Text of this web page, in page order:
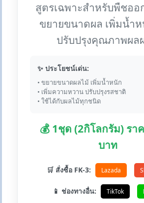
สูตรเฉพาะสำหรับพืชออ
ขยายขนาดผล เพิ่มน้ำ
ปรับปรุงคุณภาพผล
✨ ประโยชน์เด่น:
• ขยายขนาดผลไม้ เพิ่มน้ำหนัก
• เพิ่มความหวาน ปรับปรุงรสชาติ
• ใช้ได้กับผลไม้ทุกชนิด
💰 1ชุด (2กิโลกรัม) รา
บาท
🛒 สั่งซื้อ FK-3: Lazada
📱 ช่องทางอื่น: TikTok